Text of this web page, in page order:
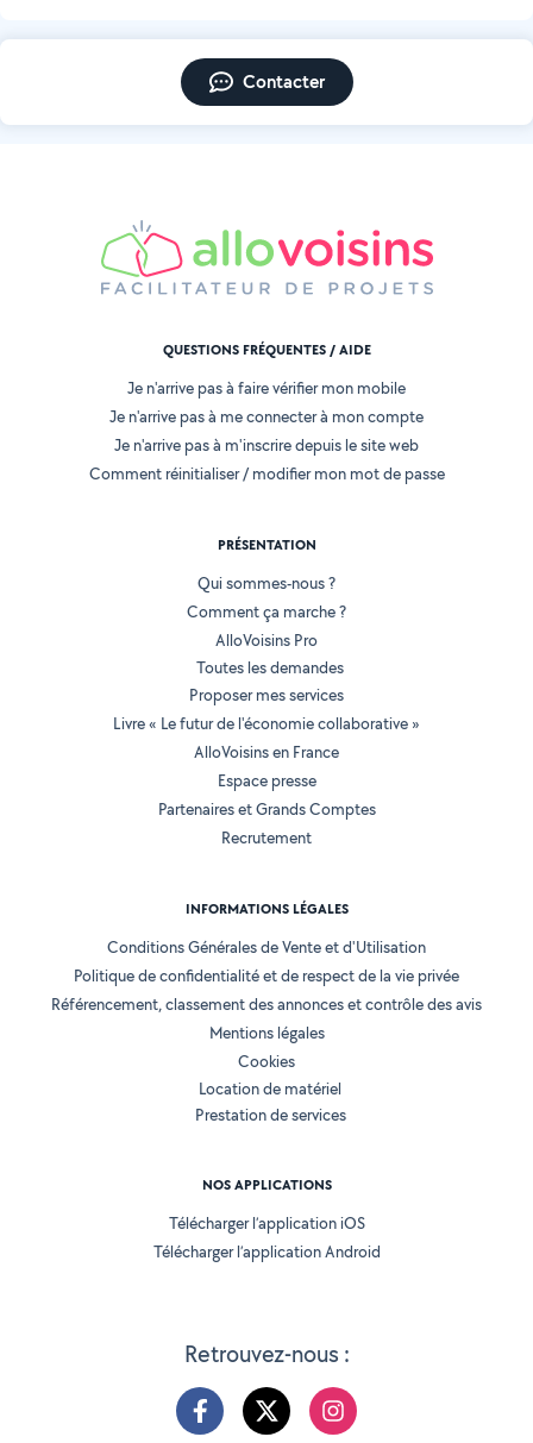
Contacter
Retrouvez-nous :
QUESTIONS FRÉQUENTES / AIDE
Je n'arrive pas à faire vérifier mon mobile
Je n'arrive pas à me connecter à mon compte
Je n'arrive pas à m'inscrire depuis le site web
Comment réinitialiser / modifier mon mot de passe
PRÉSENTATION
Qui sommes-nous ?
Comment ça marche ?
AlloVoisins Pro
Toutes les demandes
Proposer mes services
Livre « Le futur de l'économie collaborative »
AlloVoisins en France
Espace presse
Partenaires et Grands Comptes
Recrutement
INFORMATIONS LÉGALES
Conditions Générales de Vente et d'Utilisation
Politique de confidentialité et de respect de la vie privée
Référencement, classement des annonces et contrôle des avis
Mentions légales
Cookies
Location de matériel
Prestation de services
NOS APPLICATIONS
Télécharger l’application iOS
Télécharger l’application Android